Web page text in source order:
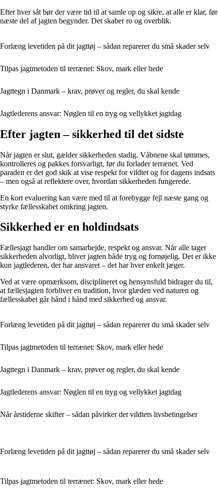
Efter hver såt bør der være tid til at samle op og sikre, at alle er klar, før
næste del af jagten begynder. Det skaber ro og overblik.
Forlæng levetiden på dit jagttøj – sådan reparerer du små skader selv
Tilpas jagtmetoden til terrænet: Skov, mark eller hede
Jagttegn i Danmark – krav, prøver og regler, du skal kende
Jagtlederens ansvar: Nøglen til en tryg og vellykket jagtdag
Efter jagten – sikkerhed til det sidste
Når jagten er slut, gælder sikkerheden stadig. Våbnene skal tømmes,
kontrolleres og pakkes forsvarligt, før du forlader terrænet. Ved
paraden er det god skik at vise respekt for vildtet og for dagens indsats
– men også at reflektere over, hvordan sikkerheden fungerede.
En kort evaluering kan være med til at forebygge fejl næste gang og
styrke fællesskabet omkring jagten.
Sikkerhed er en holdindsats
Fællesjagt handler om samarbejde, respekt og ansvar. Når alle tager
sikkerheden alvorligt, bliver jagten både tryg og fornøjelig. Det er ikke
kun jagtlederen, der har ansvaret – det har hver enkelt jæger.
Ved at være opmærksom, disciplineret og hensynsfuld bidrager du til,
at fællesjagten forbliver en tradition, hvor glæden ved naturen og
fællesskabet går hånd i hånd med sikkerhed og ansvar.
Forlæng levetiden på dit jagttøj – sådan reparerer du små skader selv
Tilpas jagtmetoden til terrænet: Skov, mark eller hede
Jagttegn i Danmark – krav, prøver og regler, du skal kende
Jagtlederens ansvar: Nøglen til en tryg og vellykket jagtdag
Når årstiderne skifter – sådan påvirker det vildtets livsbetingelser
Forlæng levetiden på dit jagttøj – sådan reparerer du små skader selv
Tilpas jagtmetoden til terrænet: Skov, mark eller hede